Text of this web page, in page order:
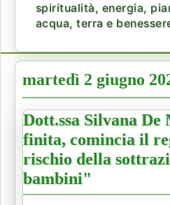
spiritualità, energia,
acqua, terra e
martedì 2 giugno
Dott.ssa Silvana
finita, comincia il
rischio della
bambini"